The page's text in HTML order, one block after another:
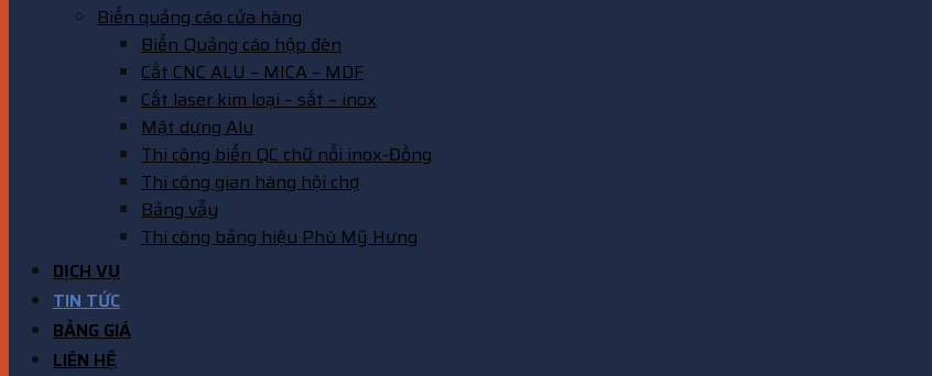
Biển quảng cáo cửa hàng
Biển Quảng cáo hộp đèn
Cắt CNC ALU – MICA – MDF
Cắt laser kim loại – sắt – inox
Mặt dựng Alu
Thi công biển QC chữ nổi inox-Đồng
Thi công gian hàng hội chợ
Bảng vẫy
Thi công bảng hiệu Phú Mỹ Hưng
DỊCH VỤ
TIN TỨC
BẢNG GIÁ
LIÊN HỆ